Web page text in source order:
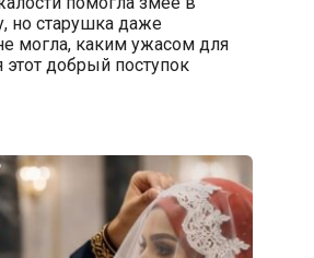
но старушка даже
могла, каким ужасом для
этот добрый поступок